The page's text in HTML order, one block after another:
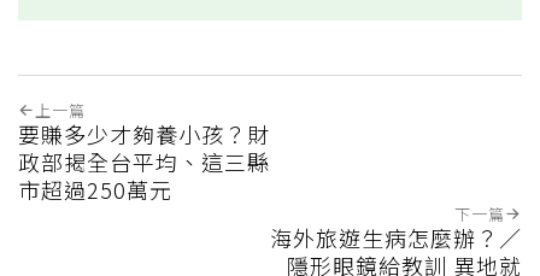
上一篇
要賺多少才夠養小孩？財
政部揭全台平均、這三縣
市超過250萬元
下一篇
海外旅遊生病怎麼辦？／
隱形眼鏡給教訓 異地就